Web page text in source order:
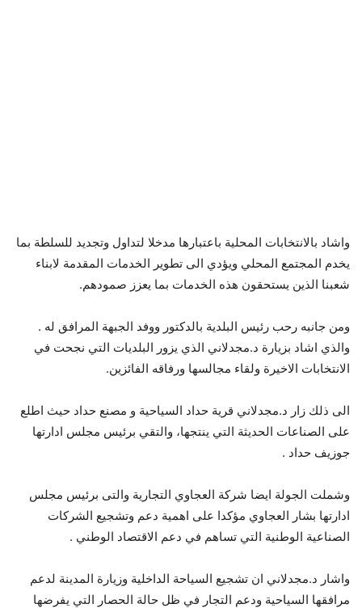
واشاد بالانتخابات المحلية باعتبارها مدخلا لتداول وتجديد للسلطة بما
يخدم المجتمع المحلي ويؤدي الى تطوير الخدمات المقدمة لابناء
شعبنا الذين يستحقون هذه الخدمات بما يعزز صمودهم.
ومن جانبه رحب رئيس البلدية بالدكتور ووفد الجبهة المرافق له .
والذي اشاد بزيارة د.مجدلاني الذي يزور البلديات التي نجحت في
الانتخابات الاخيرة ولقاء مجالسها ورفاقه الفائزين.
الى ذلك زار د.مجدلاني قرية حداد السياحية و مصنع حداد حيث اطلع
على الصناعات الحديثة التي ينتجها، والتقي برئيس مجلس ادارتها
جوزيف حداد .
وشملت الجولة ايضا شركة العجاوي التجارية والتى برئيس مجلس
ادارتها بشار العجاوي مؤكدا على اهمية دعم وتشجيع الشركات
الصناعية الوطنية التي تساهم في دعم الاقتصاد الوطني .
واشار د.مجدلاني ان تشجيع السياحة الداخلية وزيارة المدينة لدعم
مرافقها السياحية ودعم التجار في ظل حالة الحصار التي يفرضها